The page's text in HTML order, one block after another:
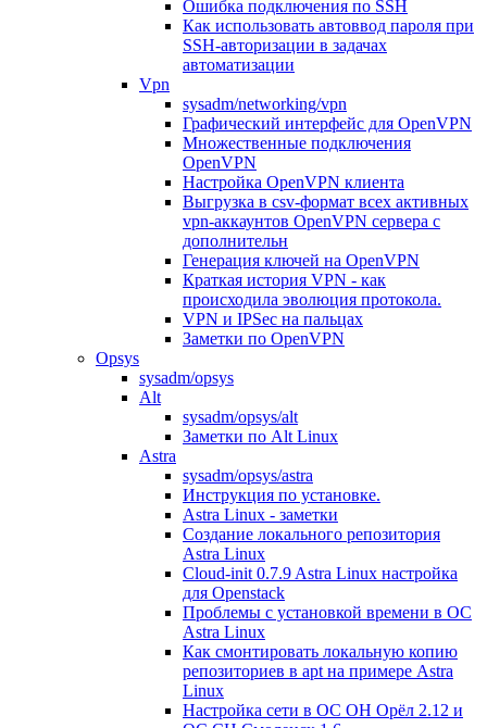
Ошибка подключения по SSH
Как использовать автоввод пароля при
SSH-авторизации в задачах
автоматизации
Vpn
sysadm/networking/vpn
Графический интерфейс для OpenVPN
Множественные подключения
OpenVPN
Настройка OpenVPN клиента
Выгрузка в csv-формат всех активных
vpn-аккаунтов OpenVPN сервера с
дополнительн
Генерация ключей на OpenVPN
Краткая история VPN - как
происходила эволюция протокола.
VPN и IPSec на пальцах
Заметки по OpenVPN
Opsys
sysadm/opsys
Alt
sysadm/opsys/alt
Заметки по Alt Linux
Astra
sysadm/opsys/astra
Инструкция по установке.
Astra Linux - заметки
Создание локального репозитория
Astra Linux
Cloud-init 0.7.9 Astra Linux настройка
для Openstack
Проблемы с установкой времени в ОС
Astra Linux
Как смонтировать локальную копию
репозиториев в apt на примере Astra
Linux
Настройка сети в ОС ОН Орёл 2.12 и